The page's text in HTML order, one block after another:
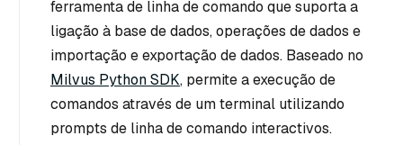
ferramenta de linha de comando que suporta a
ligação à base de dados, operações de dados e
importação e exportação de dados. Baseado no
Milvus Python SDK, permite a execução de
comandos através de um terminal utilizando
prompts de linha de comando interactivos.